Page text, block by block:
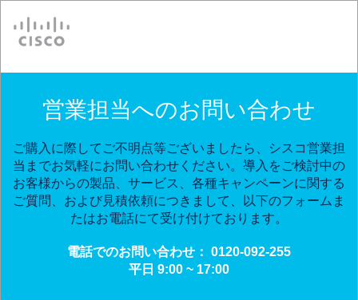
営業担当へのお問い合わせ
ご購入に際してご不明点等ございましたら、シスコ営業担
当までお気軽にお問い合わせください。導入をご検討中の
お客様からの製品、サービス、各種キャンペーンに関する
ご質問、および見積依頼につきまして、以下のフォームま
たはお電話にて受け付けております。
電話でのお問い合わせ： 0120-092-255
平日 9:00 ~ 17:00